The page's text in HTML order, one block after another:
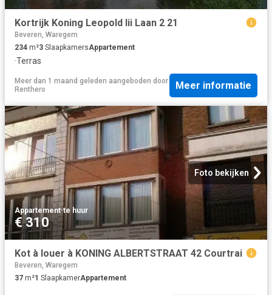
Kortrijk Koning Leopold Iii Laan 2 21
Beveren, Waregem
234 m²3 SlaapkamersAppartement
·Terras
Meer dan 1 maand geleden aangeboden door
Renthero
Meer informatie
Foto bekijken
Appartement·te huur
€ 310
Kot à louer à KONING ALBERTSTRAAT 42 Courtrai
Beveren, Waregem
37 m²1 SlaapkamerAppartement